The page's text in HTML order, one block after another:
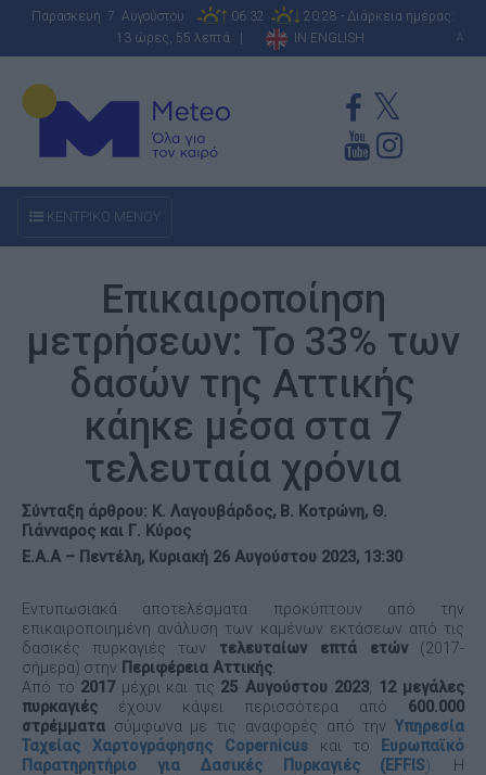
Παρασκευή 7 Αυγούστου 06:32
20:28 - Διάρκεια ημέρας:
13 ώρες, 55 λεπτά |
IN ENGLISH A
ΚΕΝΤΡΙΚΟ ΜΕΝΟΥ
Επικαιροποίηση
μετρήσεων: Το 33% των
δασών της Αττικής
κάηκε μέσα στα 7
τελευταία χρόνια
Σύνταξη άρθρου: Κ. Λαγουβάρδος, Β. Κοτρώνη, Θ.
Γιάνναρος και Γ. Κύρος
Ε.Α.Α – Πεντέλη, Κυριακή 26 Αυγούστου 2023, 13:30
Εντυπωσιακά αποτελέσματα προκύπτουν από την
επικαιροποιημένη ανάλυση των καμένων εκτάσεων από τις
δασικές πυρκαγιές των τελευταίων επτά ετών(2017-
σήμερα) στην Περιφέρεια Αττικής
Από το 2017μέχρι και τις 25 Αυγούστου 2023
12 μεγάλες
πυρκαγιές έχουν κάψει περισσότερα από 600.000
στρέμματα σύμφωνα με τις αναφορές από την Υπηρεσία
Ταχείας Χαρτογράφησης Copernicus και το
Ευρωπαϊκό
Παρατηρητήριο για Δασικές Πυρκαγιές (EFFIS) . Η